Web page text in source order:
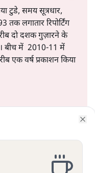
टुडे, समय सूत्रधार,
लगातार रिपोर्टिंग
दो दशक गुज़ारने के
बीच में 2010-11 में
एक वर्ष प्रकाशन किया